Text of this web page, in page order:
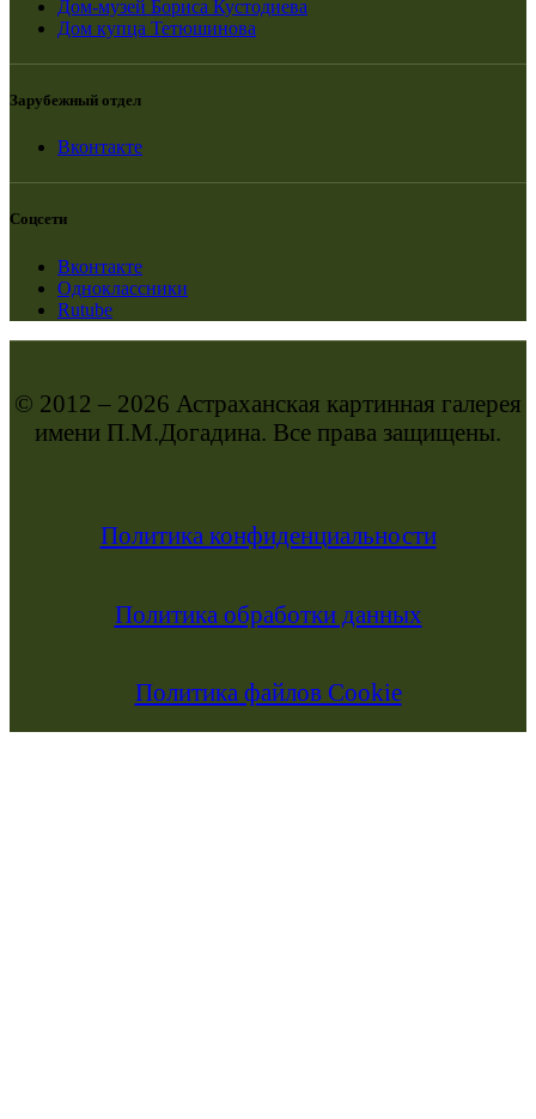
Дом-музей Бориса Кустодиева
Дом купца Тетюшинова
Зарубежный отдел
Вконтакте
Соцсети
Вконтакте
Одноклассники
Rutube
© 2012 – 2026 Астраханская картинная галерея
имени П.М.Догадина. Все права защищены.
Политика конфиденциальности
Политика обработки данных
Политика файлов Cookie